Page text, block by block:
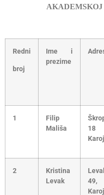
AKADEMSKOJ
Redni
broj
Ime i
prezime
1
Filip
Mališa
18
2
Kristina
Levak
49,